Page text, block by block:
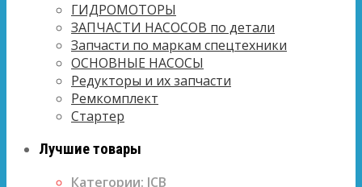
ГИДРОМОТОРЫ
ЗАПЧАСТИ НАСОСОВ по детали
Запчасти по маркам спецтехники
ОСНОВНЫЕ НАСОСЫ
Редукторы и их запчасти
Ремкомплект
Стартер
Лучшие товары
Категории: JCB